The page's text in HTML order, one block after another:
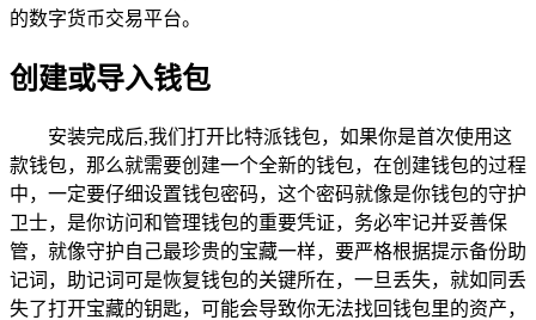
的数字货币交易平台。
创建或导入钱包
安装完成后,我们打开比特派钱包，如果你是首次使用这
款钱包，那么就需要创建一个全新的钱包，在创建钱包的过程
中，一定要仔细设置钱包密码，这个密码就像是你钱包的守护
卫士，是你访问和管理钱包的重要凭证，务必牢记并妥善保
管，就像守护自己最珍贵的宝藏一样，要严格根据提示备份助
记词，助记词可是恢复钱包的关键所在，一旦丢失，就如同丢
失了打开宝藏的钥匙，可能会导致你无法找回钱包里的资产，